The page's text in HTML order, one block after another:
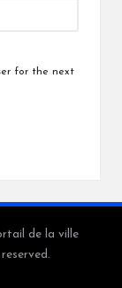
for the next
de la ville